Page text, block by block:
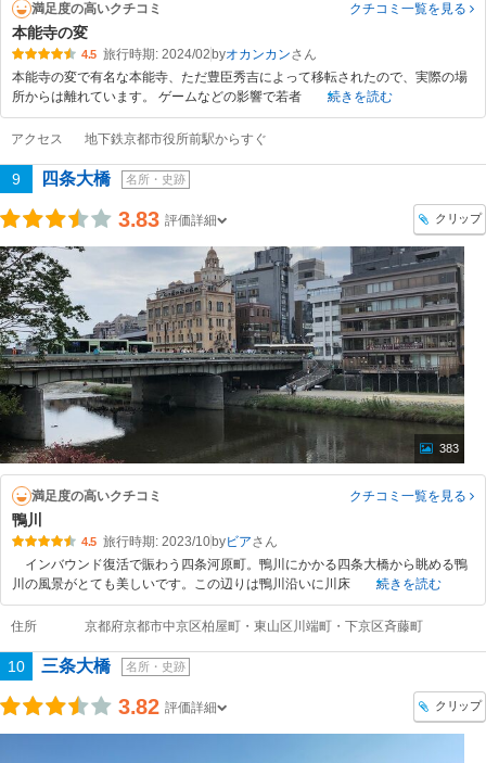
満足度の高いクチコミ クチコミ一覧を見る
本能寺の変
4.5 旅行時期: 2024/02 byオカンカン
本能寺の変で有名な本能寺、ただ豊臣秀吉によって移転されたので、実際の場
所からは離れています。 ゲームなどの影響で若者
続きを読む
アクセス 地下鉄京都市役所前駅からすぐ
9 四条大橋 名所・史跡
3.83 評価詳細 クリップ
383
満足度の高いクチコミ クチコミ一覧を見る
鴨川
4.5 旅行時期: 2023/10byビア
インバウンド復活で賑わう四条河原町。鴨川にかかる四条大橋から眺める鴨
川の風景がとても美しいです。この辺りは鴨川沿いに川床
続きを読む
住所 京都府京都市中京区柏屋町・東山区川端町・下京区斉藤町
10 三条大橋 名所・史跡
3.82 評価詳細 クリップ